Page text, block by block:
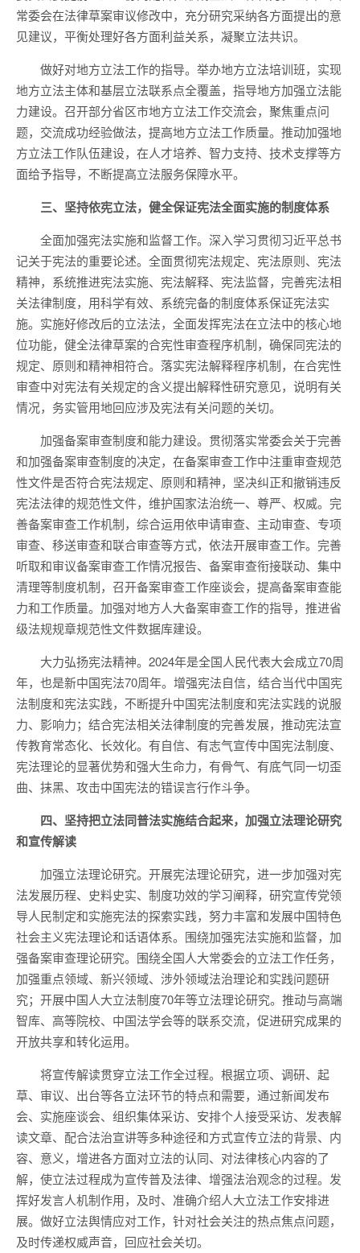
常委会在法律草案审议修改中，充分研究采纳各方面提出的意
见建议，平衡处理好各方面利益关系，凝聚立法共识。
做好对地方立法工作的指导。举办地方立法培训班，实现
地方立法主体和基层立法联系点全覆盖，指导地方加强立法能
力建设。召开部分省区市地方立法工作交流会，聚焦重点问
题，交流成功经验做法，提高地方立法工作质量。推动加强地
方立法工作队伍建设，在人才培养、智力支持、技术支撑等方
面给予指导，不断提高立法服务保障水平。
三、坚持依宪立法，健全保证宪法全面实施的制度体系
全面加强宪法实施和监督工作。深入学习贯彻习近平总书
记关于宪法的重要论述。全面贯彻宪法规定、宪法原则、宪法
精神，系统推进宪法实施、宪法解释、宪法监督，完善宪法相
关法律制度，用科学有效、系统完备的制度体系保证宪法实
施。实施好修改后的立法法，全面发挥宪法在立法中的核心地
位功能，健全法律草案的合宪性审查程序机制，确保同宪法的
规定、原则和精神相符合。落实宪法解释程序机制，在合宪性
审查中对宪法有关规定的含义提出解释性研究意见，说明有关
情况，务实管用地回应涉及宪法有关问题的关切。
加强备案审查制度和能力建设。贯彻落实常委会关于完善
和加强备案审查制度的决定，在备案审查工作中注重审查规范
性文件是否符合宪法规定、原则和精神，坚决纠正和撤销违反
宪法法律的规范性文件，维护国家法治统一、尊严、权威。完
善备案审查工作机制，综合运用依申请审查、主动审查、专项
审查、移送审查和联合审查等方式，依法开展审查工作。完善
听取和审议备案审查工作情况报告、备案审查衔接联动、集中
清理等制度机制，召开备案审查工作座谈会，提高备案审查能
力和工作质量。加强对地方人大备案审查工作的指导，推进省
级法规规章规范性文件数据库建设。
大力弘扬宪法精神。2024年是全国人民代表大会成立70周
年，也是新中国宪法70周年。增强宪法自信，结合当代中国宪
法制度和宪法实践，不断提升中国宪法制度和宪法实践的说服
力、影响力；结合宪法相关法律制度的完善发展，推动宪法宣
传教育常态化、长效化。有自信、有志气宣传中国宪法制度、
宪法理论的显著优势和强大生命力，有骨气、有底气同一切歪
曲、抹黑、攻击中国宪法的错误言行作斗争。
四、坚持把立法同普法实施结合起来，加强立法理论研究
和宣传解读
加强立法理论研究。开展宪法理论研究，进一步加强对宪
法发展历程、史料史实、制度功效的学习阐释，研究宣传党领
导人民制定和实施宪法的探索实践，努力丰富和发展中国特色
社会主义宪法理论和话语体系。围绕加强宪法实施和监督，加
强备案审查理论研究。围绕全国人大常委会的立法工作任务，
加强重点领域、新兴领域、涉外领域法治理论和实践问题研
究；开展中国人大立法制度70年等立法理论研究。推动与高端
智库、高等院校、中国法学会等的联系交流，促进研究成果的
开放共享和转化运用。
将宣传解读贯穿立法工作全过程。根据立项、调研、起
草、审议、出台等各立法环节的特点和需要，通过新闻发布
会、实施座谈会、组织集体采访、安排个人接受采访、发表解
读文章、配合法治宣讲等多种途径和方式宣传立法的背景、内
容、意义，增进各方面对立法的认同、对法律核心内容的了
解，使立法过程成为宣传普及法律、增强法治观念的过程。发
挥好发言人机制作用，及时、准确介绍人大立法工作安排进
展。做好立法舆情应对工作，针对社会关注的热点焦点问题，
及时传递权威声音，回应社会关切。